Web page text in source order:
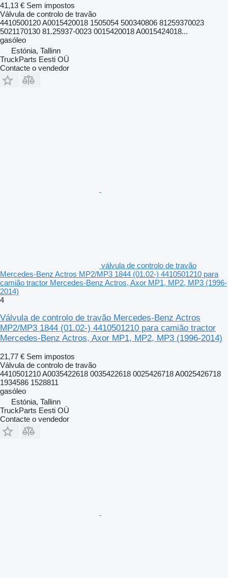
41,13 € Sem impostos
Válvula de controlo de travão
4410500120 A0015420018 1505054 500340806 81259370023
5021170130 81.25937-0023 0015420018 A0015424018...
gasóleo
Estónia, Tallinn
TruckParts Eesti OÜ
Contacte o vendedor
válvula de controlo de travão
Mercedes-Benz Actros MP2/MP3 1844 (01.02-) 4410501210 para
camião tractor Mercedes-Benz Actros, Axor MP1, MP2, MP3 (1996-
2014)
4
Válvula de controlo de travão Mercedes-Benz Actros
MP2/MP3 1844 (01.02-) 4410501210 para camião tractor
Mercedes-Benz Actros, Axor MP1, MP2, MP3 (1996-2014)
21,77 € Sem impostos
Válvula de controlo de travão
4410501210 A0035422618 0035422618 0025426718 A0025426718
1934586 1528811
gasóleo
Estónia, Tallinn
TruckParts Eesti OÜ
Contacte o vendedor